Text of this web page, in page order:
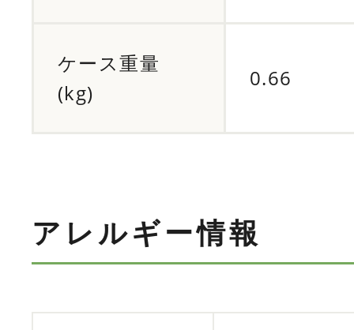
ケース重量
(kg)
0.66
アレルギー情報